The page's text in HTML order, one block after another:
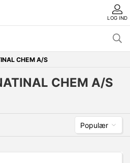
LOG IND
CHEM A/S
CHEM A/S
Populær